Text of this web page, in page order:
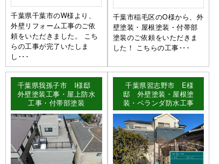
千葉県千葉市のW様より、
外壁リフォーム工事のご依
頼をいただきました。 こち
らの工事が完了いたしま
し･･･
千葉市稲毛区のO様から、外
壁塗装・屋根塗装・付帯部
塗装のご依頼をいただきま
した！ こちらの工事･･･
千葉県我孫子市 I様邸
外壁塗装工事・屋上防水
工事・付帯部塗装
千葉県習志野市 E様
邸 外壁塗装・屋根塗
装・ベランダ防水工事